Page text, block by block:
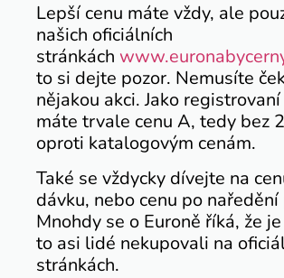
Lepší cenu máte vždy, ale
našich oficiálních
stránkách
to si dejte pozor. Nemusíte
nějakou akci. Jako
máte trvale cenu A, tedy bez
oproti katalogovým cenám.
Také se vždycky dívejte na
dávku, nebo cenu po
Mnohdy se o Euroně říká, že
to asi lidé nekupovali na
stránkách.